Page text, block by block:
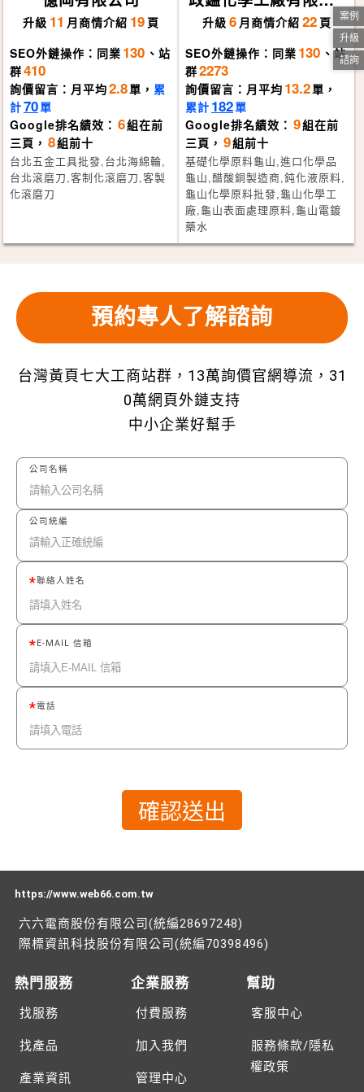
升級 11 月商情介紹 19 頁
SEO外鏈操作：同業 130 、站
群410
詢價留言：月平均2.8單， 累
計70單
Google排名績效： 6組在前
三頁， 8組前十
台北五金工具批發,台北海綿輪,
台北滾磨刀,客制化滾磨刀,客製
化滾磨刀
司升級 6 月商情介紹 22 頁
SEO外鏈操作：同業 130 、站
群2273
詢價留言：月平均 13.2單，
累計 182單
Google排名績效： 9組在前
三頁， 9組前十
基礎化學原料龜山,進口化學品
龜山,醋酸銅製造商,鈍化液原料,
龜山化學原料批發,龜山化學工
廠,龜山表面處理原料,龜山電鍍
藥水
預約專人了解諮詢
台灣黃頁七大工商站群，13萬詢價官網導流，31
0萬網頁外鏈支持
中小企業好幫手
公司名稱
公司統編
聯絡人姓名
E-MAIL 信箱
電話
https://www.web66.com.tw
六六電商股份有限公司(統編28697248)
際標資訊科技股份有限公司(統編70398496)
熱門服務
找服務
找產品
產業資訊
企業服務
付費服務
加入我們
管理中心
幫助
客服中心
服務條款/隱私
權政策
案例
升級
諮詢